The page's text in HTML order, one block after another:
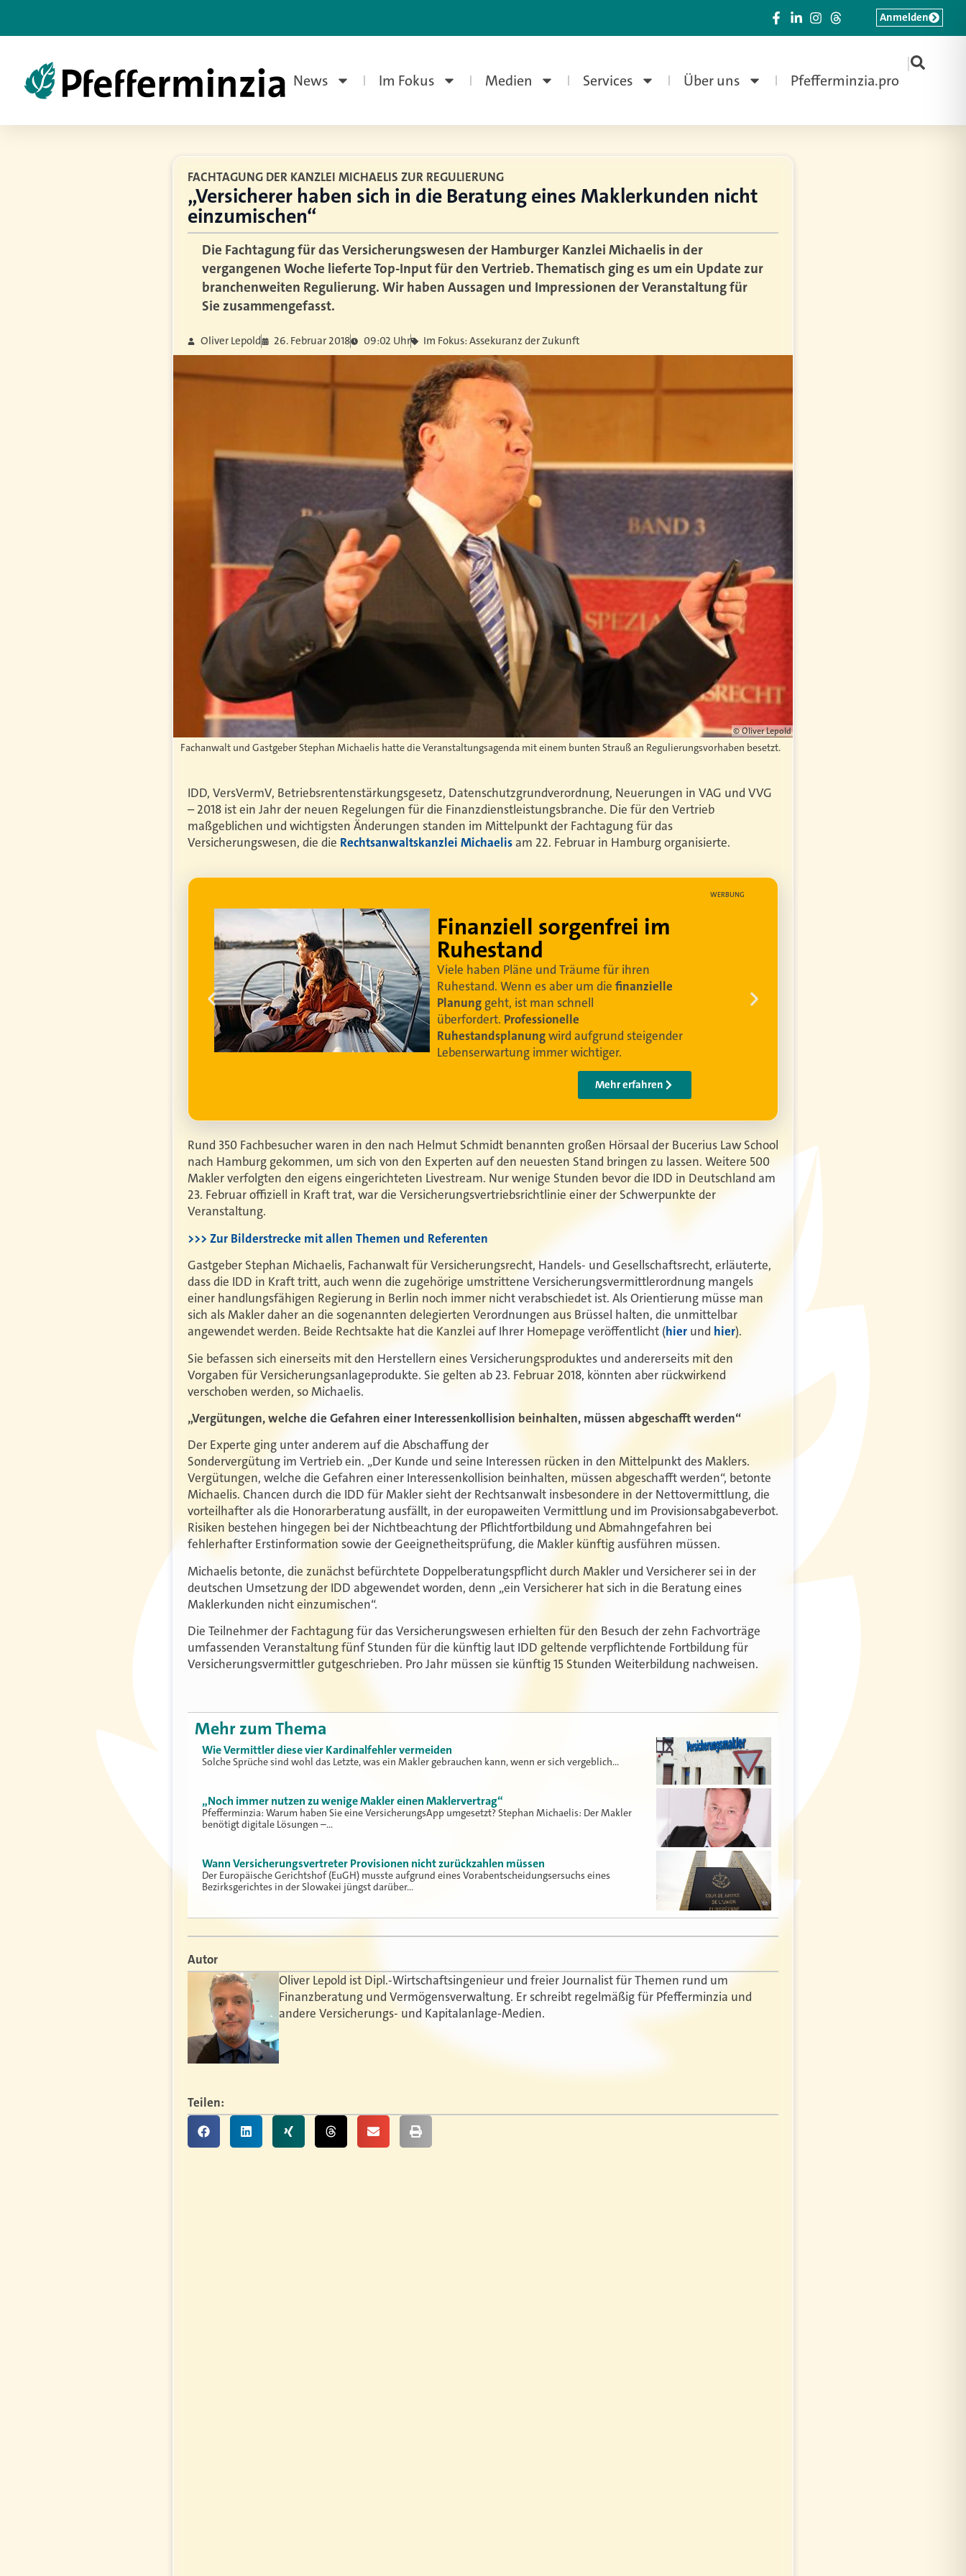
News Im Fokus Medien Services Über uns Pfefferminzia.pro
|
Anmelden
FACHTAGUNG DER KANZLEI MICHAELIS ZUR REGULIERUNG
„Versicherer haben sich in die Beratung eines Maklerkunden nicht
einzumischen“
Die Fachtagung für das Versicherungswesen der Hamburger Kanzlei Michaelis in der
vergangenen Woche lieferte Top-Input für den Vertrieb. Thematisch ging es um ein Update zur
branchenweiten Regulierung. Wir haben Aussagen und Impressionen der Veranstaltung für
Sie zusammengefasst.
Oliver Lepold 26. Februar 2018 09:02 Uhr Im Fokus: Assekuranz der Zukunft
© Oliver Lepold
Fachanwalt und Gastgeber Stephan Michaelis hatte die Veranstaltungsagenda mit einem bunten Strauß an Regulierungsvorhaben besetzt.
IDD, VersVermV, Betriebsrentenstärkungsgesetz, Datenschutzgrundverordnung, Neuerungen in VAG und VVG
– 2018 ist ein Jahr der neuen Regelungen für die Finanzdienstleistungsbranche. Die für den Vertrieb
maßgeblichen und wichtigsten Änderungen standen im Mittelpunkt der Fachtagung für das
Versicherungswesen, die die Rechtsanwaltskanzlei Michaelisam 22. Februar in Hamburg organisierte.
WERBUNG
Lebe dein bestes Leben
Um sorgenfrei in den Ruhestand zu blicken,
braucht esprofessionelle Ruhestandsplanung
Damit Ihre Kundinnen und Kunden
ihr bestes
Leben leben können
Video anschauen
Rund 350 Fachbesucher waren in den nach Helmut Schmidt benannten großen Hörsaal der Bucerius Law School
nach Hamburg gekommen, um sich von den Experten auf den neuesten Stand bringen zu lassen. Weitere 500
Makler verfolgten den eigens eingerichteten Livestream. Nur wenige Stunden bevor die IDD in Deutschland am
23. Februar offiziell in Kraft trat, war die Versicherungsvertriebsrichtlinie einer der Schwerpunkte der
Veranstaltung.
>>> Zur Bilderstrecke mit allen Themen und Referenten
Gastgeber Stephan Michaelis, Fachanwalt für Versicherungsrecht, Handels- und Gesellschaftsrecht, erläuterte,
dass die IDD in Kraft tritt, auch wenn die zugehörige umstrittene Versicherungsvermittlerordnung mangels
einer handlungsfähigen Regierung in Berlin noch immer nicht verabschiedet ist. Als Orientierung müsse man
sich als Makler daher an die sogenannten delegierten Verordnungen aus Brüssel halten, die unmittelbar
angewendet werden. Beide Rechtsakte hat die Kanzlei auf Ihrer Homepage veröffentlicht (hier und hier).
Sie befassen sich einerseits mit den Herstellern eines Versicherungsproduktes und andererseits mit den
Vorgaben für Versicherungsanlageprodukte. Sie gelten ab 23. Februar 2018, könnten aber rückwirkend
verschoben werden, so Michaelis.
„Vergütungen, welche die Gefahren einer Interessenkollision beinhalten, müssen abgeschafft werden“
Der Experte ging unter anderem auf die Abschaffung der
Sondervergütung im Vertrieb ein. „Der Kunde und seine Interessen rücken in den Mittelpunkt des Maklers.
Vergütungen, welche die Gefahren einer Interessenkollision beinhalten, müssen abgeschafft werden“, betonte
Michaelis. Chancen durch die IDD für Makler sieht der Rechtsanwalt insbesondere in der Nettovermittlung, die
vorteilhafter als die Honorarberatung ausfällt, in der europaweiten Vermittlung und im Provisionsabgabeverbot.
Risiken bestehen hingegen bei der Nichtbeachtung der Pflichtfortbildung und Abmahngefahren bei
fehlerhafter Erstinformation sowie der Geeignetheitsprüfung, die Makler künftig ausführen müssen.
Michaelis betonte, die zunächst befürchtete Doppelberatungspflicht durch Makler und Versicherer sei in der
deutschen Umsetzung der IDD abgewendet worden, denn „ein Versicherer hat sich in die Beratung eines
Maklerkunden nicht einzumischen“.
Die Teilnehmer der Fachtagung für das Versicherungswesen erhielten für den Besuch der zehn Fachvorträge
umfassenden Veranstaltung fünf Stunden für die künftig laut IDD geltende verpflichtende Fortbildung für
Versicherungsvermittler gutgeschrieben. Pro Jahr müssen sie künftig 15 Stunden Weiterbildung nachweisen.
Mehr zum Thema
Wie Vermittler diese vier Kardinalfehler vermeiden
Solche Sprüche sind wohl das Letzte, was ein Makler gebrauchen kann, wenn er sich vergeblich…
„Noch immer nutzen zu wenige Makler einen Maklervertrag“
Pfefferminzia: Warum haben Sie eine VersicherungsApp umgesetzt? Stephan Michaelis: Der Makler
benötigt digitale Lösungen –…
Wann Versicherungsvertreter Provisionen nicht zurückzahlen müssen
Der Europäische Gerichtshof (EuGH) musste aufgrund eines Vorabentscheidungsersuchs eines
Bezirksgerichtes in der Slowakei jüngst darüber…
Autor
Oliver Lepold ist Dipl.-Wirtschaftsingenieur und freier Journalist für Themen rund um
Finanzberatung und Vermögensverwaltung. Er schreibt regelmäßig für Pfefferminzia und
andere Versicherungs- und Kapitalanlage-Medien.
Teilen: